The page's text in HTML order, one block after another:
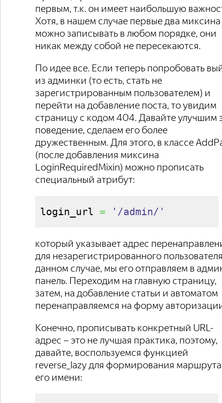
первым, т.к. он имеет наибольшую
Хотя, в нашем случае первые два миксина
можно записывать в любом порядке, они
никак между собой не пересекаются.
По идее все. Если теперь попробовать
из админки (то есть, стать не
зарегистрированным пользователем) и
перейти на добавление поста, то увидим
страницу с кодом 404. Давайте улучшим
поведение, сделаем его более
дружественным. Для этого, в классе
(после добавления миксина
LoginRequiredMixin) можно прописать
специальный атрибут:
login_url = '/admin/'
который указывает адрес
для незарегистрированного
данном случае, мы его отправляем в
панель. Переходим на главную страницу,
затем, на добавление статьи и автоматом
перенаправляемся на форму
Конечно, прописывать конкретный URL-
адрес – это не лучшая практика, поэтому,
давайте, воспользуемся функцией
reverse_lazy для формирования
его имени: